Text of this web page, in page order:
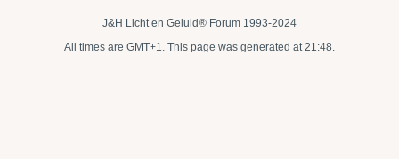
J&H Licht en Geluid® Forum 1993-2024
All times are GMT+1. This page was generated at 21:48.